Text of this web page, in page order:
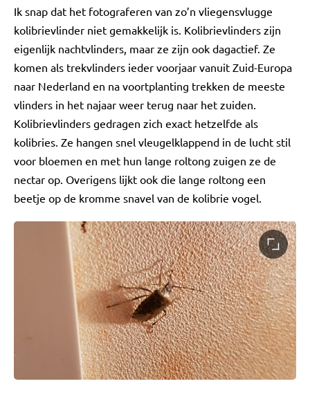
Ik snap dat het fotograferen van zo’n vliegensvlugge
kolibrievlinder niet gemakkelijk is. Kolibrievlinders zijn
eigenlijk nachtvlinders, maar ze zijn ook dagactief. Ze
komen als trekvlinders ieder voorjaar vanuit Zuid-Europa
naar Nederland en na voortplanting trekken de meeste
vlinders in het najaar weer terug naar het zuiden.
Kolibrievlinders gedragen zich exact hetzelfde als
kolibries. Ze hangen snel vleugelklappend in de lucht stil
voor bloemen en met hun lange roltong zuigen ze de
nectar op. Overigens lijkt ook die lange roltong een
beetje op de kromme snavel van de kolibrie vogel.